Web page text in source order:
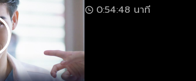
0:54:48 นาที